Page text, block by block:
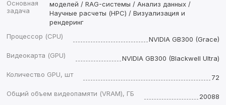
Основная
задача
моделей / RAG-системы / Анализ данных /
Научные расчеты (HPC) / Визуализация и
рендеринг
Процессор (CPU)
NVIDIA GB300 (Grace)
Видеокарта (GPU)
NVIDIA GB300 (Blackwell Ultra)
Количество GPU, шт
72
Общий объем видеопамяти (VRAM), ГБ
20088